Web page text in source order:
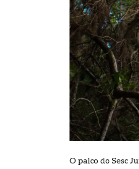
O palco do Sesc